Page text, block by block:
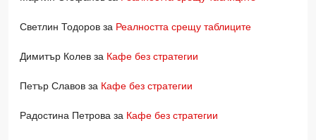
Светлин Тодоров за Реалността срещу таблиците
Димитър Колев за Кафе без стратегии
Петър Славов за Кафе без стратегии
Радостина Петрова за Кафе без стратегии